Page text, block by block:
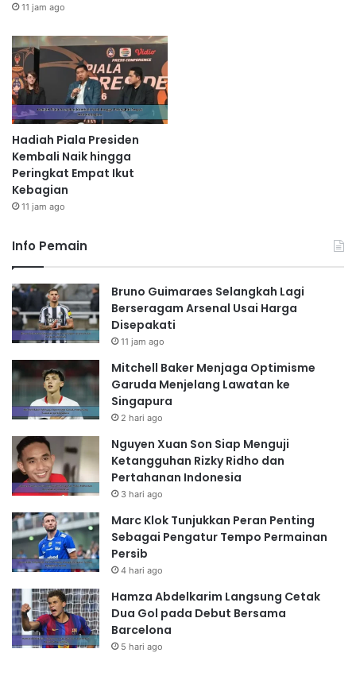
11 jam ago
Hadiah Piala Presiden
Kembali Naik hingga
Peringkat Empat Ikut
Kebagian
11 jam ago
Info Pemain
Bruno Guimaraes Selangkah Lagi
Berseragam Arsenal Usai Harga
Disepakati
11 jam ago
Mitchell Baker Menjaga Optimisme
Garuda Menjelang Lawatan ke
Singapura
2 hari ago
Nguyen Xuan Son Siap Menguji
Ketangguhan Rizky Ridho dan
Pertahanan Indonesia
3 hari ago
Marc Klok Tunjukkan Peran Penting
Sebagai Pengatur Tempo Permainan
Persib
4 hari ago
Hamza Abdelkarim Langsung Cetak
Dua Gol pada Debut Bersama
Barcelona
5 hari ago